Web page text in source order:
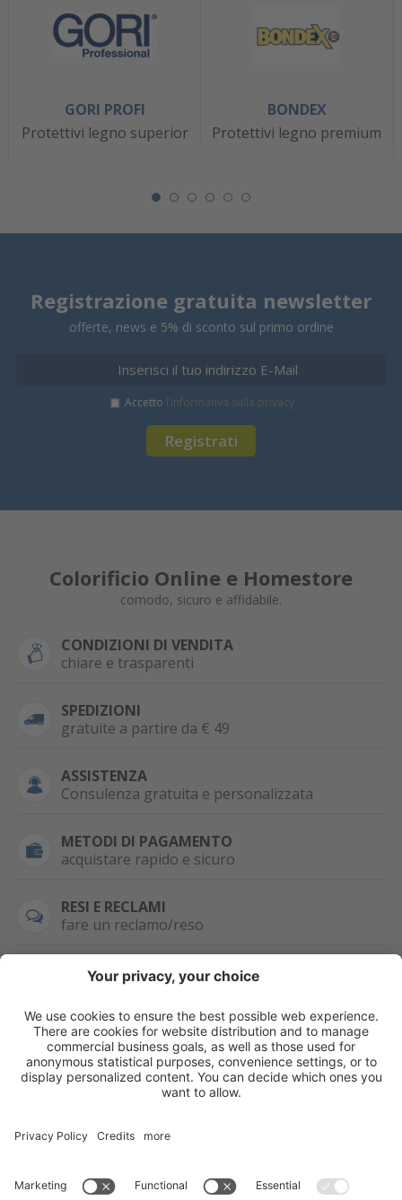
GORI PROFI
Protettivi legno superior
BONDEX
Protettivi legno premium
Registrazione gratuita newsletter
offerte, news e 5% di sconto sul primo ordine
Registrati
Accetto l’informativa sulla privacy
Colorificio Online e Homestore
comodo, sicuro e affidabile.
CONDIZIONI DI VENDITA
chiare e trasparenti
SPEDIZIONI
gratuite a partire da € 49
ASSISTENZA
Consulenza gratuita e personalizzata
METODI DI PAGAMENTO
acquistare rapido e sicuro
RESI E RECLAMI
fare un reclamo/reso
SEMPRE DISPONIBILE
0471 506798
WHATSAPP
+39 376 2951129
HAI LA PARTITA
IVA?
Per ordini, offerte,
prezzi speciali e
ulteriori articoli